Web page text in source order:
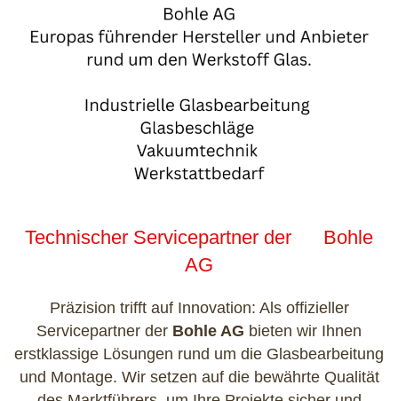
Technischer Servicepartner der Bohle
AG
Präzision trifft auf Innovation: Als offizieller
Servicepartner der Bohle AG bieten wir Ihnen
erstklassige Lösungen rund um die Glasbearbeitung
und Montage. Wir setzen auf die bewährte Qualität